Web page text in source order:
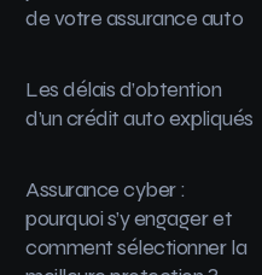
de votre assurance auto
Les délais d’obtention
d’un crédit auto expliqués
Assurance cyber :
pourquoi s’y engager et
comment sélectionner la